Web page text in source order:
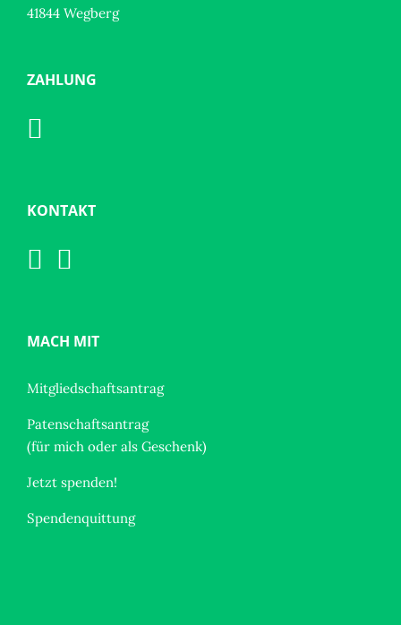
41844 Wegberg
ZAHLUNG
KONTAKT
MACH MIT
Mitgliedschaftsantrag
Patenschaftsantrag
(für mich oder als Geschenk)
Jetzt spenden!
Spendenquittung